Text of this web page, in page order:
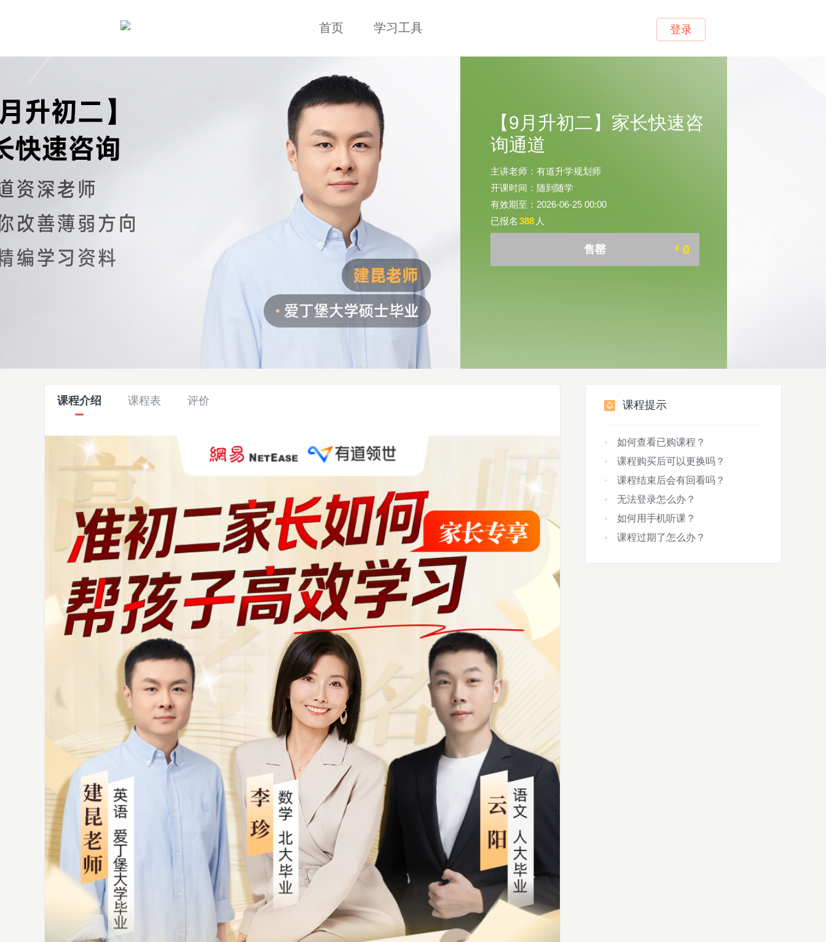
首页 学习工具 登录
【9月升初二】家长快速咨
询通道
主讲老师：有道升学规划师
开课时间：随到随学
有效期至：2026-06-25 00:00
已报名 388 人
售罄 ¥ 0
课程介绍 课程表 评价 课程提示
如何查看已购课程？
课程购买后可以更换吗？
课程结束后会有回看吗？
无法登录怎么办？
如何用手机听课？
课程过期了怎么办？